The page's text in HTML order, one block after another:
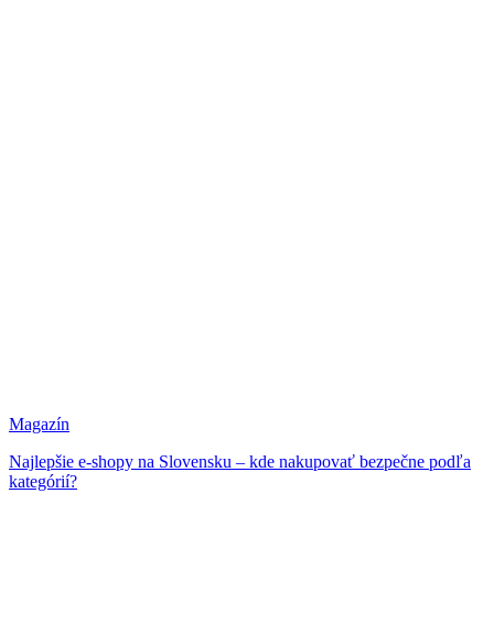
Magazín
Najlepšie e-shopy na Slovensku – kde nakupovať bezpečne podľa
kategórií?